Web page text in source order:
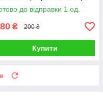
В. П., Січкар С. І.,
С. Б.. У
до відправки 1 од.
₴ 200 ₴
Купити